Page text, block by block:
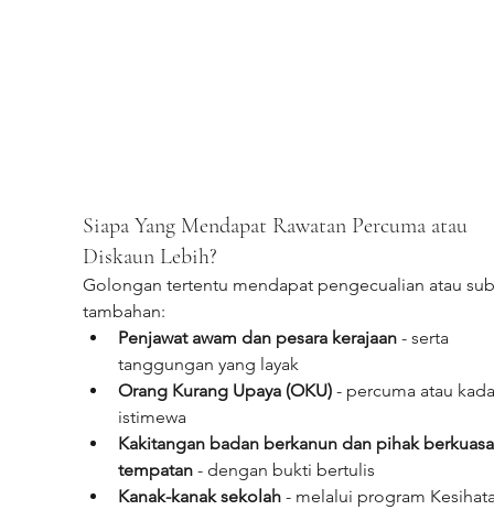
Siapa Yang Mendapat Rawatan Percuma atau
Diskaun Lebih?
Golongan tertentu mendapat pengecualian atau
tambahan:
Penjawat awam dan pesara kerajaan - serta
tanggungan yang layak
Orang Kurang Upaya (OKU) - percuma atau
istimewa
Kakitangan badan berkanun dan pihak
tempatan - dengan bukti bertulis
Kanak-kanak sekolah - melalui program